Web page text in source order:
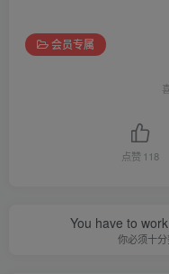
会员专属
点赞 118
You have to
你必须十